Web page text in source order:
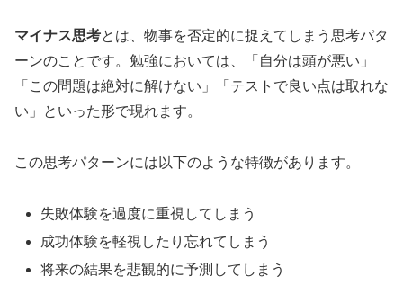
マイナス思考とは、物事を否定的に捉えてしまう思考パタ
ーンのことです。勉強においては、「自分は頭が悪い」
「この問題は絶対に解けない」「テストで良い点は取れな
い」といった形で現れます。
この思考パターンには以下のような特徴があります。
失敗体験を過度に重視してしまう
成功体験を軽視したり忘れてしまう
将来の結果を悲観的に予測してしまう